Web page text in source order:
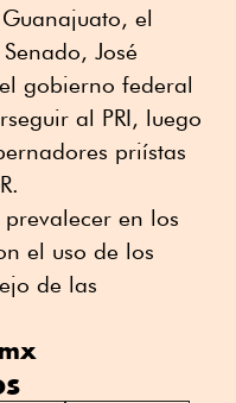
el
José
gobierno federal
al PRI, luego
priístas
en los
el uso de los
de las